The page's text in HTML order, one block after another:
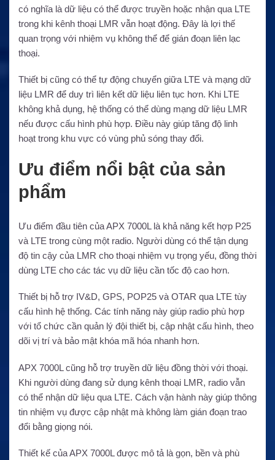
có nghĩa là dữ liệu có thể được truyền hoặc nhận qua LTE
trong khi kênh thoại LMR vẫn hoạt động. Đây là lợi thế
quan trọng với nhiệm vụ không thể để gián đoạn liên lạc
thoại.
Thiết bị cũng có thể tự động chuyển giữa LTE và mạng dữ
liệu LMR để duy trì liên kết dữ liệu liên tục hơn. Khi LTE
không khả dụng, hệ thống có thể dùng mạng dữ liệu LMR
nếu được cấu hình phù hợp. Điều này giúp tăng độ linh
hoạt trong khu vực có vùng phủ sóng thay đổi.
Ưu điểm nổi bật của sản
phẩm
Ưu điểm đầu tiên của APX 7000L là khả năng kết hợp P25
và LTE trong cùng một radio. Người dùng có thể tận dụng
độ tin cậy của LMR cho thoại nhiệm vụ trọng yếu, đồng thời
dùng LTE cho các tác vụ dữ liệu cần tốc độ cao hơn.
Thiết bị hỗ trợ IV&D, GPS, POP25 và OTAR qua LTE tùy
cấu hình hệ thống. Các tính năng này giúp radio phù hợp
với tổ chức cần quản lý đội thiết bị, cập nhật cấu hình, theo
dõi vị trí và bảo mật khóa mã hóa nhanh hơn.
APX 7000L cũng hỗ trợ truyền dữ liệu đồng thời với thoại.
Khi người dùng đang sử dụng kênh thoại LMR, radio vẫn
có thể nhận dữ liệu qua LTE. Cách vận hành này giúp thông
tin nhiệm vụ được cập nhật mà không làm gián đoạn trao
đổi bằng giọng nói.
Thiết kế của APX 7000L được mô tả là gọn, bền và phù